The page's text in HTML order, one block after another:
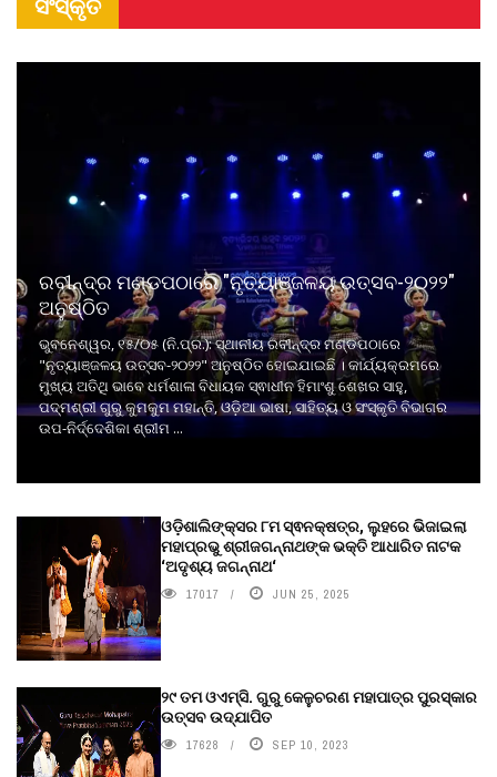
ରବୀନ୍ଦ୍ର ମଣ୍ଡପଠାରେ "ନୃତ୍ୟାଞ୍ଜଳୟ ଉତ୍ସବ-୨୦୨୨"
ଅନୁଷ୍ଠିତ
ଭୁବନେଶ୍ୱର, ୧୫/୦୫ (ନି.ପ୍ର.): ସ୍ଥାନୀୟ ରବୀନ୍ଦ୍ର ମଣ୍ଡପଠାରେ
"ନୃତ୍ୟାଞ୍ଜଳୟ ଉତ୍ସବ-୨୦୨୨" ଅନୁଷ୍ଠିତ ହୋଇଯାଇଛି । କାର୍ଯ୍ୟକ୍ରମରେ
ମୁଖ୍ୟ ଅତିଥି ଭାବେ ଧର୍ମଶାଳା ବିଧାୟକ ସ୍ଵାଧୀନ ହିମାଂଶୁ ଶେଖର ସାହୁ,
ପଦ୍ମଶ୍ରୀ ଗୁରୁ କୁମକୁମ ମହାନ୍ତି, ଓଡ଼ିଆ ଭାଷା, ସାହିତ୍ୟ ଓ ସଂସ୍କୃତି ବିଭାଗର
ଉପ-ନିର୍ଦ୍ଦେଶିକା ଶ୍ରୀମ ...
ଓଡ଼ିଶାଲିଙ୍କ୍ସର ୮ମ ସ୍ଵନକ୍ଷତ୍ର, ଲୁହରେ ଭିଜାଇଲା
ମହାପ୍ରଭୁ ଶ୍ରୀଜଗନ୍ନାଥଙ୍କ ଭକ୍ତି ଆଧାରିତ ନାଟକ
‘ଅଦୃଶ୍ୟ ଜଗନ୍ନାଥ‘
17017 JUN 25, 2025
୨୯ ତମ ଓଏମ୍‌ସି. ଗୁରୁ କେଳୁଚରଣ ମହାପାତ୍ର ପୁରସ୍କାର
ଉତ୍ସବ ଉଦ୍‍ଯାପିତ
17628 SEP 10, 2023